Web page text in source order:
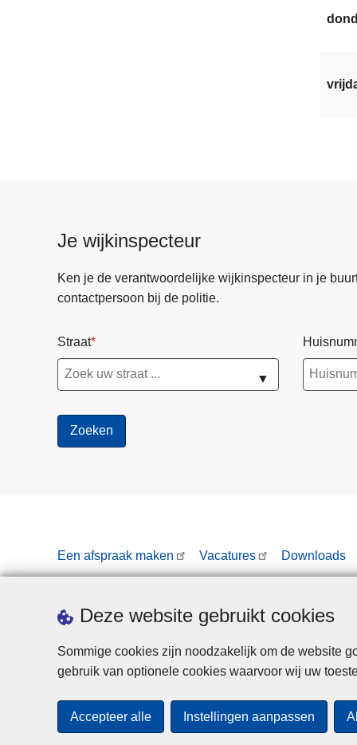
Deze website gebruikt cookies
Sommige cookies zijn noodzakelijk om de website
gebruik van optionele cookies waarvoor wij uw
Accepteer alle Instellingen aanpassen
Je wijkinspecteur
Ken je de verantwoordelijke wijkinspecteur in je
contactpersoon bij de politie.
Straat
▼
Een afspraak maken Vacatures Downloads